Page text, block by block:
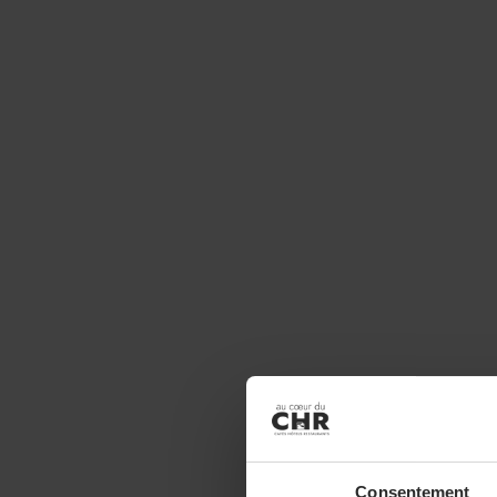
Consentement